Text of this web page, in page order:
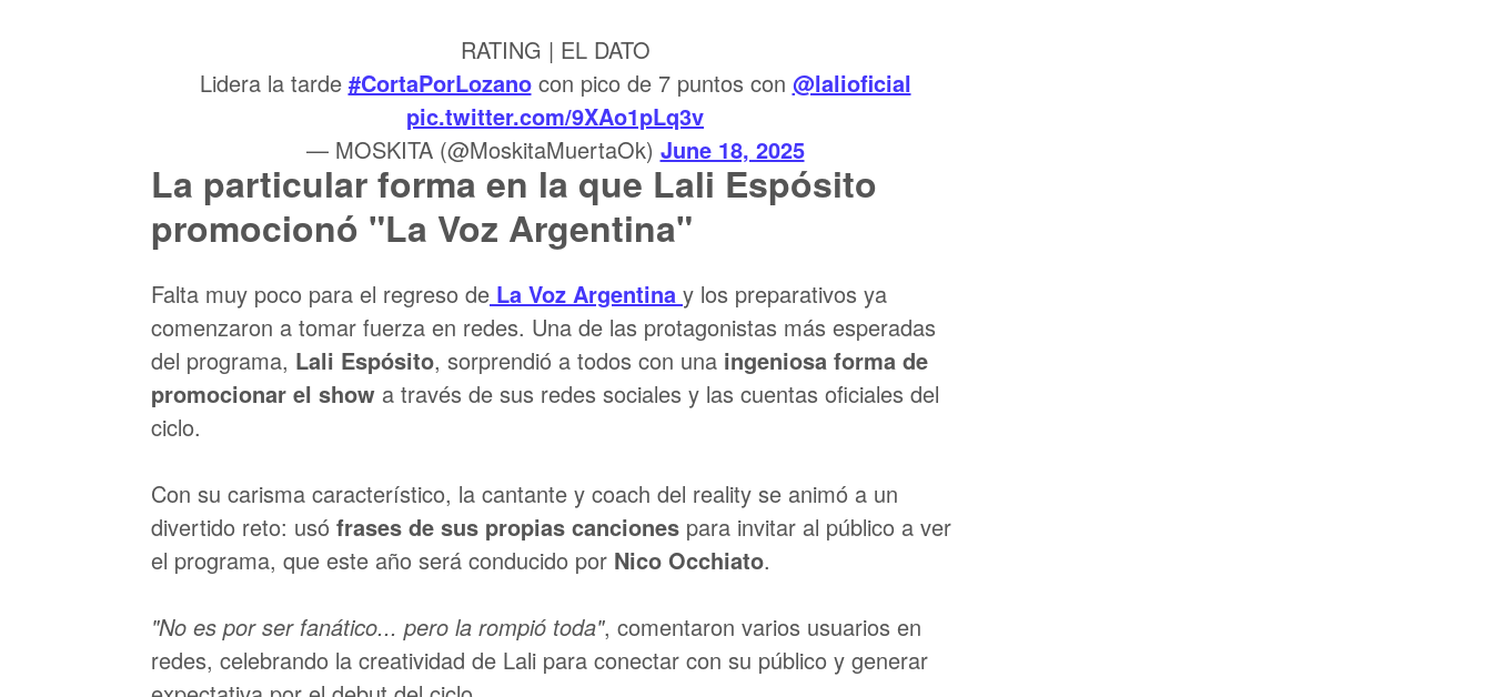
RATING | EL DATO
Lidera la tarde #CortaPorLozanocon pico de 7 puntos con @lalioficial
pic.twitter.com/9XAo1pLq3v
— MOSKITA (@MoskitaMuertaOk) June 18, 2025
La particular forma en la que Lali Espósito
promocionó "La Voz Argentina"
Falta muy poco para el regreso de La Voz Argentina y los preparativos ya
comenzaron a tomar fuerza en redes. Una de las protagonistas más esperadas
del programa, Lali Espósito, sorprendió a todos con una ingeniosa forma de
promocionar el show a través de sus redes sociales y las cuentas oficiales del
ciclo.
Con su carisma característico, la cantante y coach del reality se animó a un
divertido reto: usó frases de sus propias canciones para invitar al público a ver
el programa, que este año será conducido por Nico Occhiato.
"No es por ser fanático... pero la rompió toda", comentaron varios usuarios en
redes, celebrando la creatividad de Lali para conectar con su público y generar